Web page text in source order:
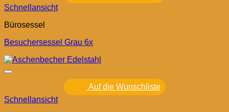
Schnellansicht
Bürosessel
Besuchersessel Grau 6x
Auf die Wunschliste
Schnellansicht